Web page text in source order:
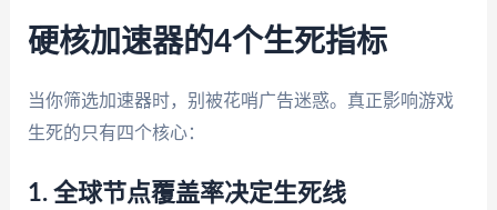
硬核加速器的4个生死指标
当你筛选加速器时，别被花哨广告迷惑。真正影响游戏
生死的只有四个核心：
1. 全球节点覆盖率决定生死线